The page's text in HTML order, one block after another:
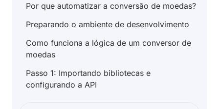
Por que automatizar a conversão de moedas?
Preparando o ambiente de desenvolvimento
Como funciona a lógica de um conversor de
moedas
Passo 1: Importando bibliotecas e
configurando a API